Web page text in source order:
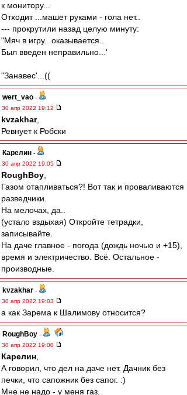
к монитору...
Отходит ...машет руками - гола нет..
--- прокрутили назад целую минуту:
"Мяч в игру...оказывается..
Был введен неправильно...'
"Занавес'...((
wert_vao -
30 апр 2022 19:12
kvzakhar,
Ревнует к Робски
Карелин -
30 апр 2022 19:05
RoughBoy
Газом отапливаться?! Вот так и проваливаются
разведчики.
На мелочах, да..
(устало вздыхая) Откройте тетрадки,
записывайте.
На даче главное - погода (дождь ночью и +15),
время и электричество. Всё. Остальное -
производные.
kvzakhar -
30 апр 2022 19:03
а как Зарема к Шалимову относится?
RoughBoy -
30 апр 2022 19:00
Карелин
А говорил, что дел на даче нет. Дачник без
печки, что сапожник без сапог. :)
Мне не надо - у меня газ.